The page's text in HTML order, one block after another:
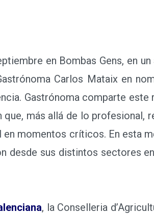
en Bombas Gens, en
Carlos Mataix en
Gastrónoma comparte
más allá de lo profesional,
momentos críticos. En esta
desde sus distintos sectores
, la Conselleria